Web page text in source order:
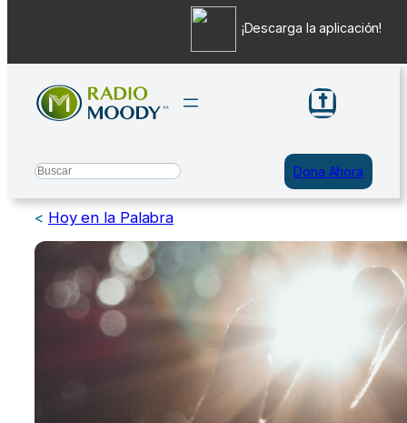
contenido
Search Dona Ahora
< Hoy en la Palabra
¡Descarga la aplicación!